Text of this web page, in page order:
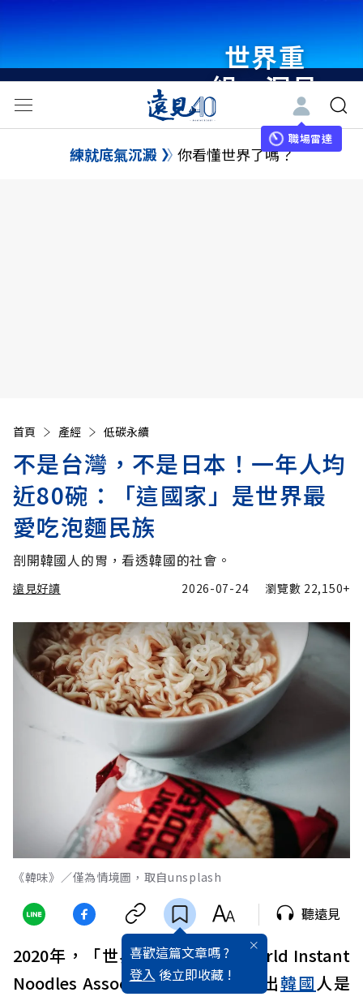
世界重
組・洞見
未來 與
世界領袖
職場雷達
練就底氣沉澱 你看懂世界了嗎？
首頁 產經 低碳永續
不是台灣，不是日本！一年人均
近80碗：「這國家」是世界最
愛吃泡麵民族
剖開韓國人的胃，看透韓國的社會。
遠見好讀 2026-07-24 瀏覽數 22,150+
《韓味》／僅為情境圖，取自unsplash
喜歡這篇文章嗎 ?
登入 後立即收藏 !
聽遠見
2020年，「世界泡麵協會」（World Instant
Noodles Association, WINA）指出韓國人是